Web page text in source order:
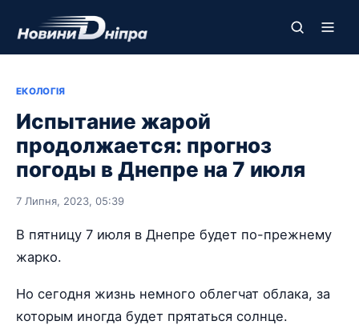
ЕКОЛОГІЯ
Испытание жарой
продолжается: прогноз
погоды в Днепре на 7 июля
7 Липня, 2023, 05:39
В пятницу 7 июля в Днепре будет по-прежнему
жарко.
Но сегодня жизнь немного облегчат облака, за
которым иногда будет прятаться солнце.